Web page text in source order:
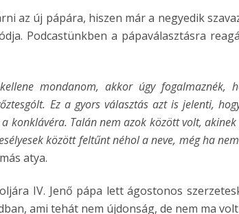
az új pápára, hiszen már a negyedik
Podcastünkben a pápaválasztásra
mondanom, akkor úgy fogalmaznék,
Ez a gyors választás azt is jelenti,
a konklávéra. Talán nem azok között volt,
között feltűnt néhol a neve, még ha
atya.
IV. Jenő pápa lett ágostonos
ami tehát nem újdonság, de nem ma